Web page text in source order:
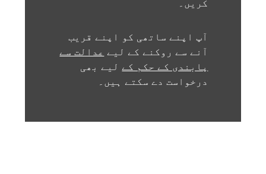
کریں۔
آپ اپنے ساتھی کو اپنے قریب
آنے سے روکنے کے لیے عدالت سے
پابندی کے حکم کے لیے بھی
درخواست دے سکتے ہیں۔